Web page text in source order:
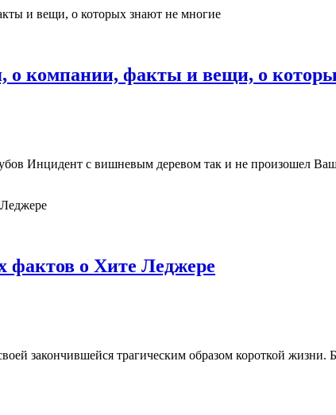
компании, факты и вещи, о
Инцидент с вишневым деревом так и не произошел
фактов о Хите Леджере
закончившейся трагическим образом короткой